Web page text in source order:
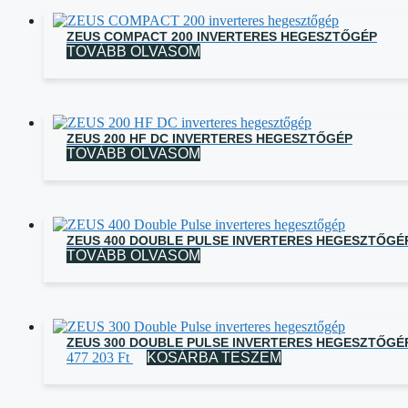
ZEUS COMPACT 200 INVERTERES HEGESZTŐGÉP
TOVÁBB OLVASOM
ZEUS 200 HF DC INVERTERES HEGESZTŐGÉP
TOVÁBB OLVASOM
ZEUS 400 DOUBLE PULSE INVERTERES
TOVÁBB OLVASOM
ZEUS 300 DOUBLE PULSE INVERTERES
477 203 Ft KOSÁRBA TESZEM